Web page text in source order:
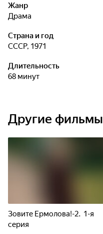
Жанр
драма
Страна и год
СССР, 1971
Длительность
68 минут
Другие фильмы
Зовите Ермолова!-2. 1-я
серия